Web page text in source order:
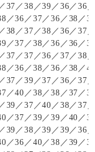
37／38／39／36／36
／36／37／36／38／
38／37／38／36／37
／37／38／36／36／
37／37／36／37／38
／36／38／36／38／
37／39／37／36／37
／40／38／38／37／
39／37／40／38／37
／37／39／39／40／
39／38／39／39／36
／36／40／38／39／